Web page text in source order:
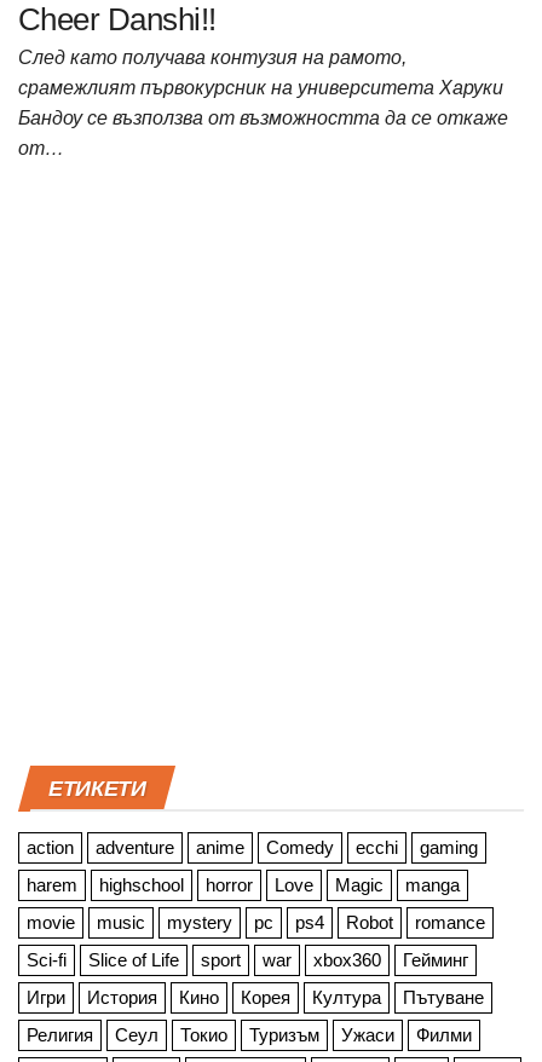
Cheer Danshi!!
След като получава контузия на рамото,
срамежлият първокурсник на университета Харуки
Бандоу се възползва от възможността да се откаже
от…
ЕТИКЕТИ
action adventure anime Comedy ecchi
gaming
harem
highschool horror Love Magic
manga
movie
music mystery pc ps4 Robot
romance
Sci-fi
Slice of Life sport war xbox360
Гейминг
Игри
История Кино Корея Култура
Пътуване
Религия
Сеул Токио Туризъм Ужаси Филми